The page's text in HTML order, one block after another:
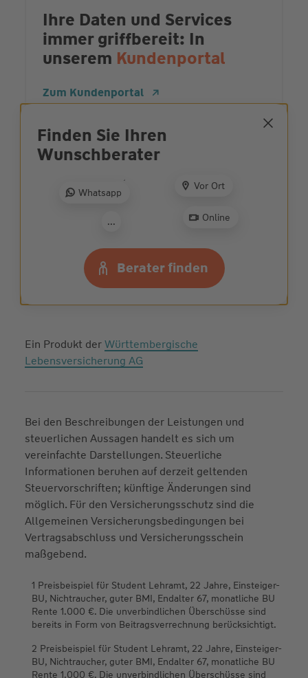
Berater finden
Finden Sie Ihren
Wunsch­berater
Whatsapp
...
Vor Ort
Online
Ihre Daten und Services
immer griffbereit: In
unserem Kundenportal
Zum Kundenportal
Ehrliche und
partnerschaftliche
Beratung: Jetzt
Wunschberater
finden
Zur Beratersuche
Ein Produkt derWürttembergische
Lebensversicherung AG
Bei den Beschreibungen der Leistungen und
steuerlichen Aussagen handelt es sich um
vereinfachte Darstellungen. Steuerliche
Informationen beruhen auf derzeit geltenden
Steuervorschriften; künftige Änderungen sind
möglich. Für den Versicherungsschutz sind die
Allgemeinen Versicherungsbedingungen bei
Vertragsabschluss und Versicherungsschein
maßgebend.
1 Preisbeispiel für Student Lehramt, 22 Jahre, Einsteiger-
BU, Nichtraucher, guter BMI, Endalter 67, monatliche BU
Rente 1.000 €. Die unverbindlichen Überschüsse sind
bereits in Form von Beitragsverrechnung berücksichtigt.
2 Preisbeispiel für Student Lehramt, 22 Jahre, Einsteiger-
BU, Nichtraucher, guter BMI, Endalter 67, monatliche BU
Rente 1.000 €. Die unverbindlichen Überschüsse sind